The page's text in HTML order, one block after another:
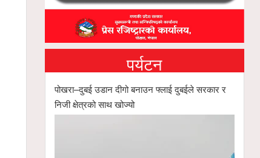
पर्यटन
पोखरा–दुबई उडान दीगो बनाउन फ्लाई दुबईले सरकार र
निजी क्षेत्रको साथ खोज्यो